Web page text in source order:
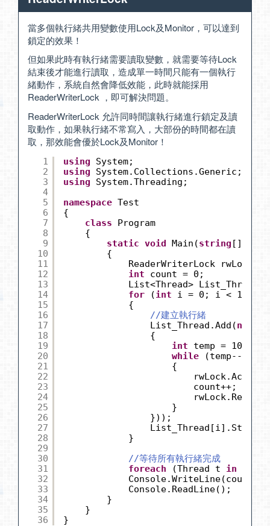
當多個執行緒共用變數使用Lock及Monitor，可以達到
鎖定的效果！
但如果此時有執行緒需要讀取變數，就需要等待Lock
結束後才能進行讀取，造成單一時間只能有一個執行
緒動作，系統自然會降低效能，此時就能採用
ReaderWriterLock ，即可解決問題。
ReaderWriterLock 允許同時間讓執行緒進行鎖定及讀
取動作，如果執行緒不常寫入，大部份的時間都在讀
取，那效能會優於Lock及Monitor！
1
2
3
4
5
6
7
8
9
10
11
12
13
14
15
16
17
18
19
20
21
22
23
24
25
26
27
28
29
30
31
32
33
34
35
36
using
System;
using
System.Collections.Generic;
using
System.Threading;
namespace Test
{
class
Program
{
static void Main(string []
{
ReaderWriterLock rwLock =
int
count = 0;
List<Thread> List_Thread
for
(int
i = 0; i < 10;
{
//建立執行緒
List_Thread.Add(new
{
int
temp = 10000;
while
(temp-- > 0)
{
count++;
}
}));
}
//等待所有執行緒完成
foreach
(Thread t in
Console.ReadLine();
}
}
}